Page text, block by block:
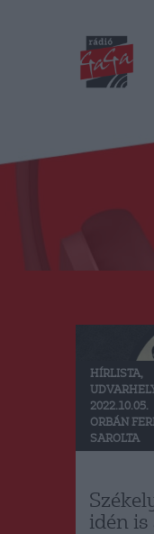
Műsorok
Duma
Podcast
Stáb
Kapcsolat
HÍRLISTA,
2022.10.05.
ORBÁN
SAROLTA
idén is